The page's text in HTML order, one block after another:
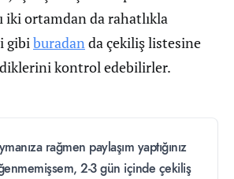
iki ortamdan da rahatlıkla
gibiburadanda çekiliş listesine
kontrol edebilirler.
rağmen paylaşım yaptığınız
2-3 gün içinde çekiliş